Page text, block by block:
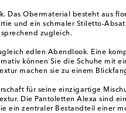
Obermaterial besteht aus
und ein schmaler Stiletto-
zugleich.
edlen Abendlook. Eine
können Sie die Schuhe mit
machen sie zu einem
für seine einzigartige
Die Pantoletten Alexa sind
ein zentraler Bestandteil einer